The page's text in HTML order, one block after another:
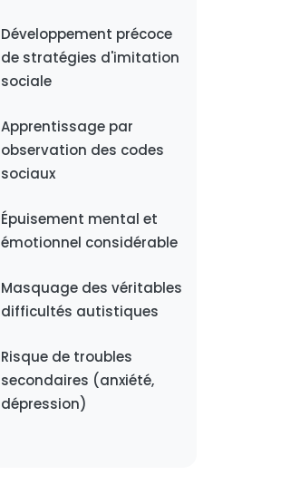
Développement précoce
de stratégies d'imitation
sociale
Apprentissage par
observation des codes
sociaux
Épuisement mental et
émotionnel considérable
Masquage des véritables
difficultés autistiques
Risque de troubles
secondaires (anxiété,
dépression)